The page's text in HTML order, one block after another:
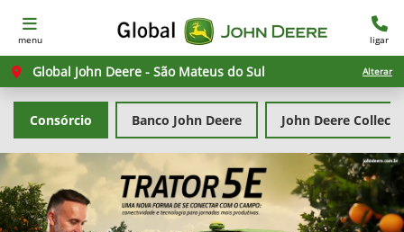
menu ligar
Global John Deere - São Mateus do Sul Alterar
Banco John Deere
Consórcio John Deere